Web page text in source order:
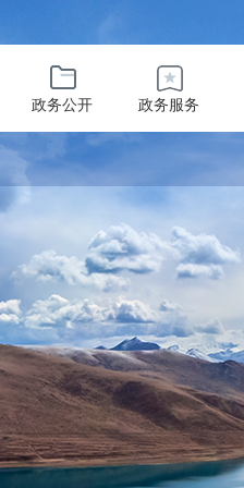
政务公开 政务服务